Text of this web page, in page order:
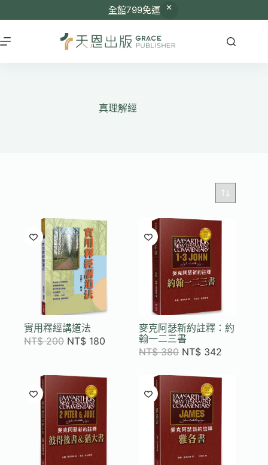
全館799免運
至
主
真理解經
實用釋經講道法
NT$200 NT$ 180
麥克阿瑟新約註釋：約
翰一二三書
NT$380 NT$ 342